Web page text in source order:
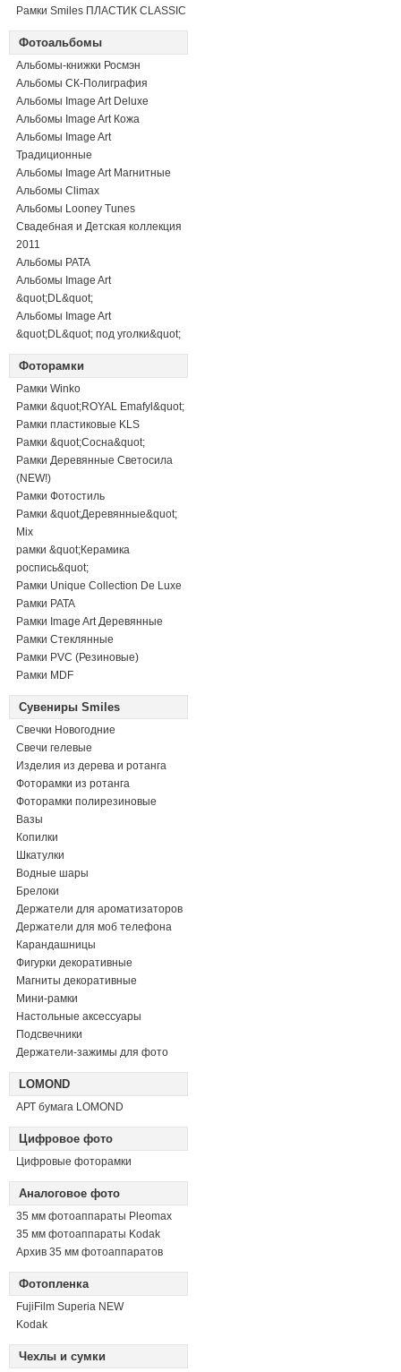
Рамки Smiles ПЛАСТИК CLASSIC
Фотоальбомы
Альбомы-книжки Росмэн
Альбомы СК-Полиграфия
Альбомы Image Art Deluxe
Альбомы Image Art Кожа
Альбомы Image Art
Традиционные
Альбомы Image Art Магнитные
Альбомы Climax
Альбомы Looney Tunes
Свадебная и Детская коллекция
2011
Альбомы PATA
Альбомы Image Art
&quot;DL&quot;
Альбомы Image Art
&quot;DL&quot; под уголки&quot;
Фоторамки
Рамки Winko
Рамки &quot;ROYAL Emafyl&quot;
Рамки пластиковые KLS
Рамки &quot;Сосна&quot;
Рамки Деревянные Светосила
(NEW!)
Рамки Фотостиль
Рамки &quot;Деревянные&quot;
Mix
рамки &quot;Керамика
роспись&quot;
Рамки Unique Collection De Luxe
Рамки PATA
Рамки Image Art Деревянные
Рамки Стеклянные
Рамки PVC (Резиновые)
Рамки MDF
Сувениры Smiles
Свечки Новогодние
Свечи гелевые
Изделия из дерева и ротанга
Фоторамки из ротанга
Фоторамки полирезиновые
Вазы
Копилки
Шкатулки
Водные шары
Брелоки
Держатели для ароматизаторов
Держатели для моб телефона
Карандашницы
Фигурки декоративные
Магниты декоративные
Мини-рамки
Настольные аксессуары
Подсвечники
Держатели-зажимы для фото
LOMOND
АРТ бумага LOMOND
Цифровое фото
Цифровые фоторамки
Аналоговое фото
35 мм фотоаппараты Pleomax
35 мм фотоаппараты Kodak
Архив 35 мм фотоаппаратов
Фотопленка
FujiFilm Superia NEW
Kodak
Чехлы и сумки